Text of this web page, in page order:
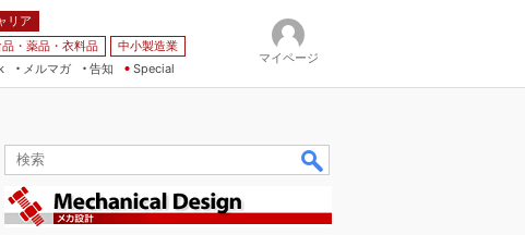
リア
・薬品・衣料品
中小製造業
メルマガ
告知 Special
マイページ